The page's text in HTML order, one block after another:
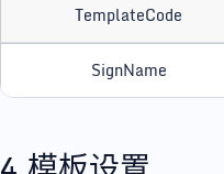
TemplateCode
SignName